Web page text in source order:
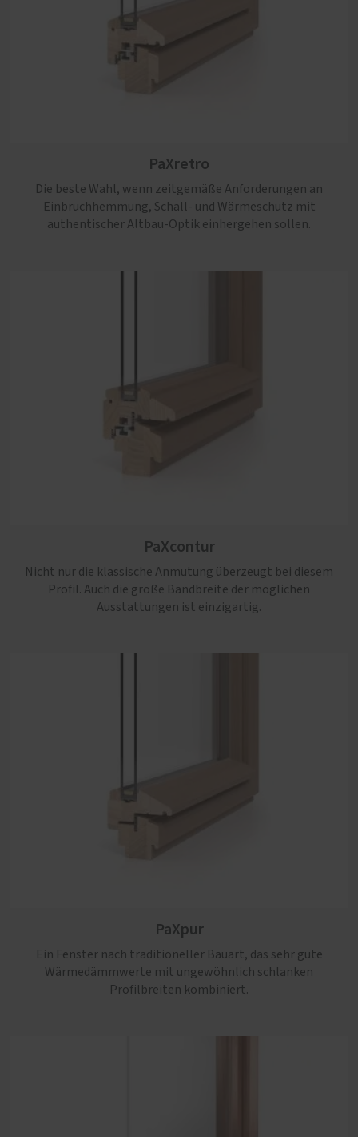
PaXretro
Die beste Wahl, wenn zeitgemäße Anforderungen an
Einbruchhemmung, Schall- und Wärmeschutz mit
authentischer Altbau-Optik einhergehen sollen.
PaXcontur
Nicht nur die klassische Anmutung überzeugt bei diesem
Profil. Auch die große Bandbreite der möglichen
Ausstattungen ist einzigartig.
PaXpur
Ein Fenster nach traditioneller Bauart, das sehr gute
Wärmedämmwerte mit ungewöhnlich schlanken
Profilbreiten kombiniert.
Nicht nur die klassische Anmutung überzeugt bei diesem
Profil. Auch die große Bandbreite der möglichen
Ausstattungen ist einzigartig.
Die beste Wahl, wenn zeitgemäße Anforderungen an
Einbruchhemmung, Schall- und Wärmeschutz mit
authentischer Altbau-Optik einhergehen sollen.